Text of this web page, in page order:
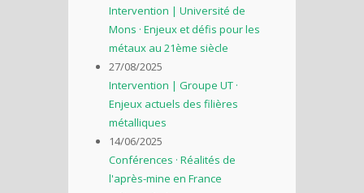
Intervention | Université de
Mons · Enjeux et défis pour les
métaux au 21ème siècle
27/08/2025
Intervention | Groupe UT ·
Enjeux actuels des filières
métalliques
14/06/2025
Conférences · Réalités de
l'après-mine en France